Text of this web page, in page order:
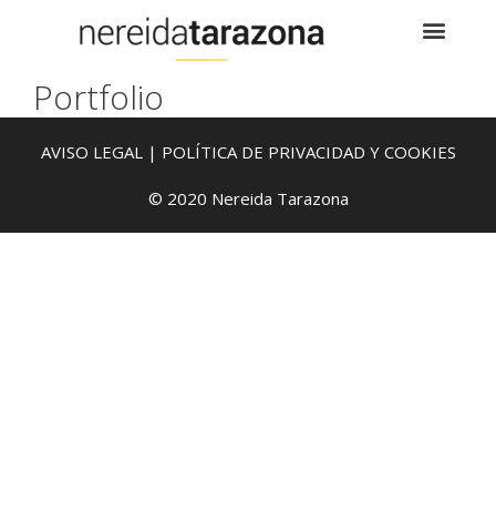
Portfolio
AVISO LEGAL| POLÍTICA DE PRIVACIDAD Y COOKIES
© 2020 Nereida Tarazona